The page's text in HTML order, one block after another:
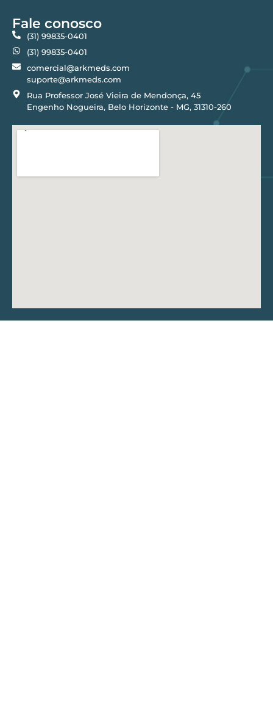
Fale conosco
(31) 99835-0401
(31) 99835-0401
comercial@arkmeds.com
suporte@arkmeds.com
Rua Professor José Vieira de Mendonça, 45
Engenho Nogueira, Belo Horizonte - MG, 31310-260